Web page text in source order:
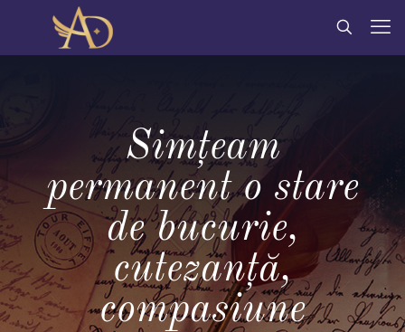
Simțeam
permanent o stare
de bucurie,
cutezanță,
compasiune